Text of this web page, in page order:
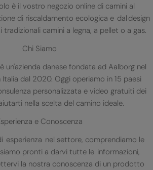
è il vostro negozio online di camini al
di riscaldamento ecologica e dal design
camini a legna, a pellet o a gas.
Chi Siamo
un'azienda danese fondata ad Aalborg nel
dal 2020. Oggi operiamo in 15 paesi
personalizzata e video gratuiti dei
nella scelta del camino ideale.
e Conoscenza
esperienza nel settore, comprendiamo le
pronti a darvi tutte le informazioni,
la nostra conoscenza di un prodotto